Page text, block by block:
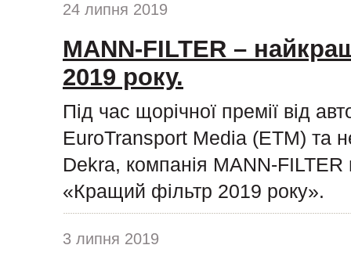
24 липня 2019
MANN-FILTER –
2019 року.
Під час щорічної премії від
EuroTransport Media (ETM) та
Dekra, компанія MANN-FILTER
«Кращий фільтр 2019 року».
3 липня 2019